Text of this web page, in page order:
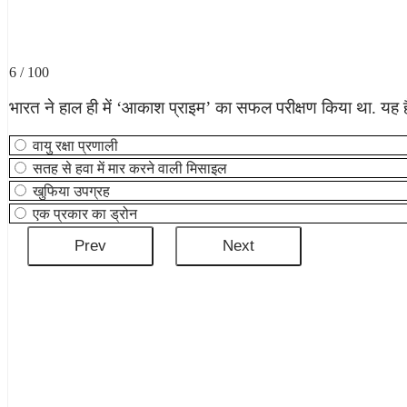
6 / 100
भारत ने हाल ही में ‘आकाश प्राइम’ का सफल परीक्षण किया था. यह
वायु रक्षा प्रणाली
सतह से हवा में मार करने वाली मिसाइल
खुफिया उपग्रह
एक प्रकार का ड्रोन